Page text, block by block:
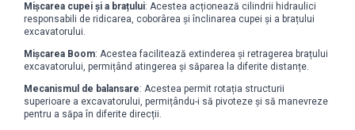
Mișcarea cupei și a brațului: Acestea acționează cilindrii hidraulici
responsabili de ridicarea, coborârea și înclinarea cupei și a brațului
excavatorului.
Mișcarea Boom: Acestea facilitează extinderea și retragerea brațului
excavatorului, permițând atingerea și săparea la diferite distanțe.
Mecanismul de balansare: Acestea permit rotația structurii
superioare a excavatorului, permițându-i să pivoteze și să manevreze
pentru a săpa în diferite direcții.